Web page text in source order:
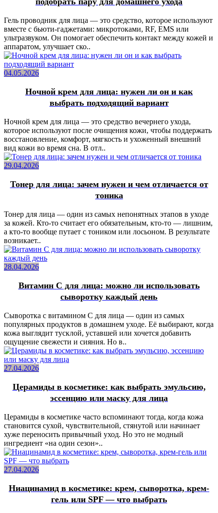
Гель проводник для лица — это средство, которое используют
вместе с бьюти-гаджетами: микротоками, RF, EMS или
ультразвуком. Он помогает обеспечить контакт между кожей и
аппаратом, улучшает ско..
04.05.2026
Ночной крем для лица: нужен ли он и как
выбрать подходящий вариант
Ночной крем для лица — это средство вечернего ухода,
которое используют после очищения кожи, чтобы поддержать
восстановление, комфорт, мягкость и ухоженный внешний
вид кожи во время сна. В отл..
29.04.2026
Тонер для лица: зачем нужен и чем отличается от
тоника
Тонер для лица — один из самых непонятных этапов в уходе
за кожей. Кто-то считает его обязательным, кто-то — лишним,
а кто-то вообще путает с тоником или лосьоном. В результате
возникает..
28.04.2026
Витамин C для лица: можно ли использовать
сыворотку каждый день
Сыворотка с витамином C для лица — один из самых
популярных продуктов в домашнем уходе. Её выбирают, когда
кожа выглядит тусклой, уставшей или хочется добавить
ощущение свежести и сияния. Но в..
27.04.2026
Церамиды в косметике: как выбрать эмульсию,
эссенцию или маску для лица
Церамиды в косметике часто вспоминают тогда, когда кожа
становится сухой, чувствительной, стянутой или начинает
хуже переносить привычный уход. Но это не модный
ингредиент «на один сезон»..
27.04.2026
Ниацинамид в косметике: крем, сыворотка, крем-
гель или SPF — что выбрать